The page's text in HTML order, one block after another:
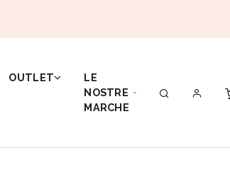
OUTLET
LE
NOSTRE
MARCHE